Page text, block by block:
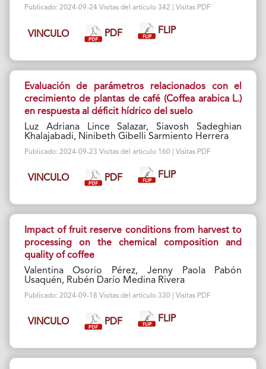
Publicado: 2024-09-24 Visitas del artículo 342 | Visitas PDF
VINCULO PDF FLIP
Evaluación de parámetros relacionados con el
crecimiento de plantas de café (Coffea arabica L.)
en respuesta al déficit hídrico del suelo
Luz Adriana Lince Salazar, Siavosh Sadeghian
Khalajabadi, Ninibeth Gibelli Sarmiento Herrera
Publicado: 2024-09-23 Visitas del artículo 160 | Visitas PDF
VINCULO PDF FLIP
Impact of fruit reserve conditions from harvest to
processing on the chemical composition and
quality of coffee
Valentina Osorio Pérez, Jenny Paola Pabón
Usaquén, Rubén Darío Medina Rivera
Publicado: 2024-09-18 Visitas del artículo 330 | Visitas PDF
VINCULO PDF FLIP